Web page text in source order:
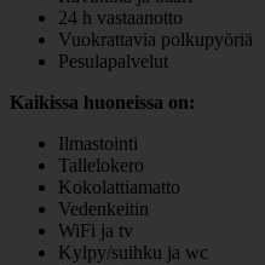
24 h vastaanotto
Vuokrattavia polkupyöriä
Pesulapalvelut
Kaikissa huoneissa on:
Ilmastointi
Tallelokero
Kokolattiamatto
Vedenkeitin
WiFi ja tv
Kylpy/suihku ja wc